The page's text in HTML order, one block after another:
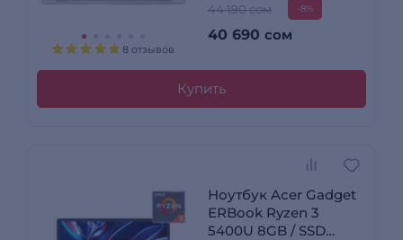
8 отзывов
44 190 сом -8%
40 690 сом
Купить
Ноутбук Acer Gadget
ERBook Ryzen 3
5400U 8GB / SSD